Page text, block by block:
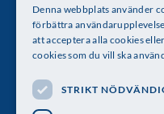
Besöksadress: Lilla
Telefon: 08-673 95 00
Följ oss
Denna webbplats använder
förbättra
att acceptera alla cookies
cookies som du vill ska
STRIKT